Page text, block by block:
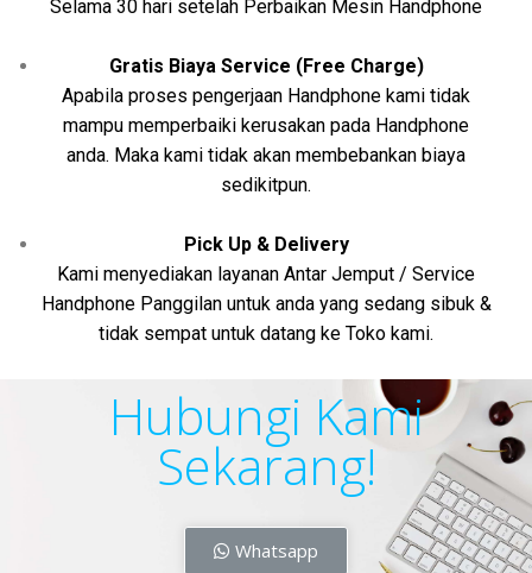
Selama 30 hari setelah Perbaikan Mesin Handphone
Gratis Biaya Service (Free Charge)
Apabila proses pengerjaan Handphone kami tidak
mampu memperbaiki kerusakan pada Handphone
anda. Maka kami tidak akan membebankan biaya
sedikitpun.
Pick Up & Delivery
Kami menyediakan layanan Antar Jemput / Service
Handphone Panggilan untuk anda yang sedang sibuk &
tidak sempat untuk datang ke Toko kami.
Hubungi Kami
Sekarang!
Whatsapp